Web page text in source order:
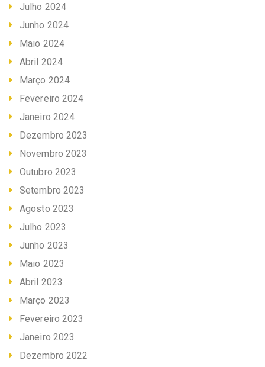
Julho 2024
Junho 2024
Maio 2024
Abril 2024
Março 2024
Fevereiro 2024
Janeiro 2024
Dezembro 2023
Novembro 2023
Outubro 2023
Setembro 2023
Agosto 2023
Julho 2023
Junho 2023
Maio 2023
Abril 2023
Março 2023
Fevereiro 2023
Janeiro 2023
Dezembro 2022